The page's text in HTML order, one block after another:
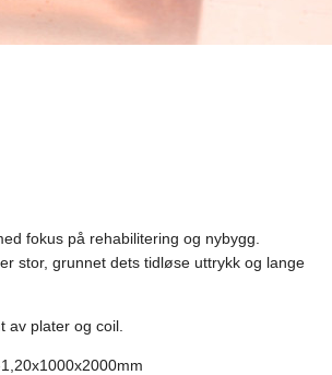
fokus på rehabilitering og nybygg.
stor, grunnet dets tidløse uttrykk og lange
av plater og coil.